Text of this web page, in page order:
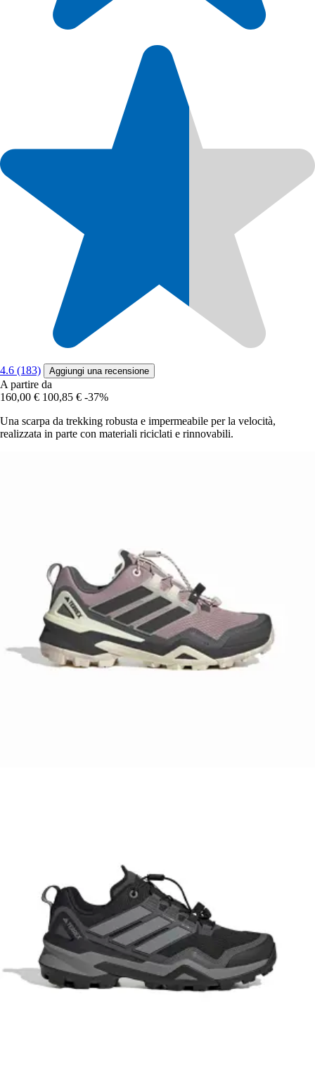
4.6 (183) Aggiungi una recensione
A partire da
160,00 € 100,85 € -37%
Una scarpa da trekking robusta e impermeabile per la velocità,
realizzata in parte con materiali riciclati e rinnovabili.